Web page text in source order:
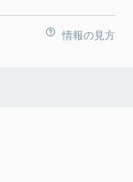
情報の見方